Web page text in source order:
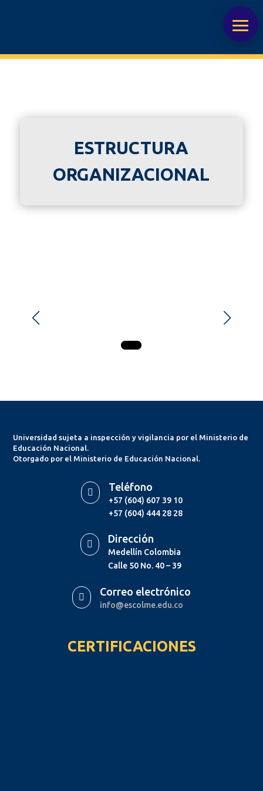
ESTRUCTURA
ORGANIZACIONAL
Universidad sujeta a inspección y vigilancia por el Ministerio de
Educación Nacional.
Otorgado por el Ministerio de Educación Nacional.
 Teléfono
+57 (604) 607 39 10
+57 (604) 444 28 28
 Dirección
Medellín Colombia
Calle 50 No. 40 – 39
 Correo electrónico
info@escolme.edu.co
CERTIFICACIONES